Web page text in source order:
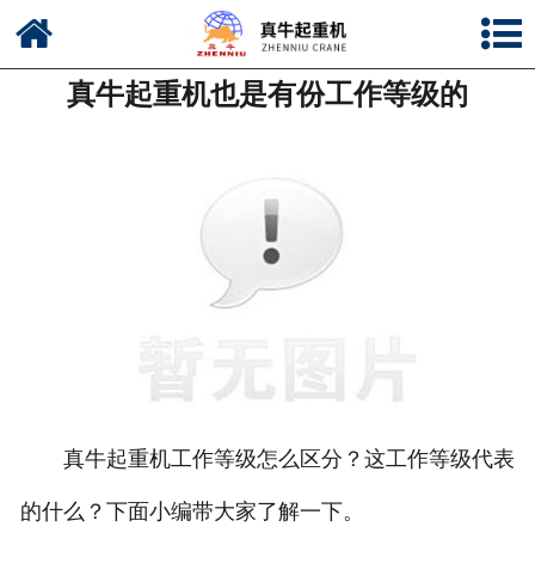
公司简介
联系我们
真牛起重机也是有份工作等级的
真牛起重机工作等级怎么区分？这工作等级代表
的什么？下面小编带大家了解一下。